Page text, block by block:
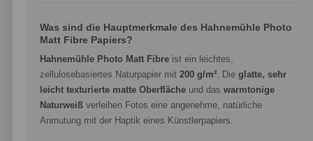
Was sind die Hauptmerkmale des Hahnemühle Photo
Matt Fibre Papiers?
Hahnemühle Photo Matt Fibre ist ein leichtes,
zellulosebasiertes Naturpapier mit 200 g/m². Die glatte, sehr
leicht texturierte matte Oberfläche und das warmtonige
Naturweiß verleihen Fotos eine angenehme, natürliche
Anmutung mit der Haptik eines Künstlerpapiers.